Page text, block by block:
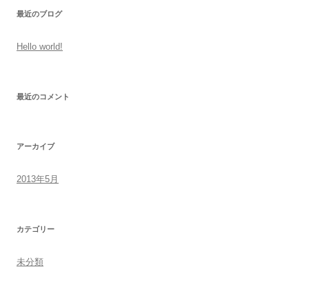
最近のブログ
Hello world!
最近のコメント
アーカイブ
2013年5月
カテゴリー
未分類